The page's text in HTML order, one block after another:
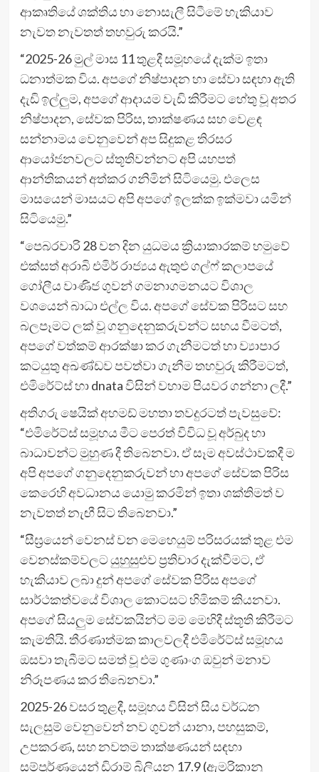
ආකෘතියේ ශක්තිය හා නොසැලී සිටීමේ හැකියාව
නැවත නැවතත් තහවුරු කරයි.”
“2025-26 මුල් මාස 11 තුළදී සමූහයේ දැක්ම ඉතා
ධනාත්මක විය. අපගේ නිෂ්පාදන හා සේවා සඳහා ඇති
දැඩි ඉල්ලුම, අපගේ ආදායම වැඩි කිරීමට හේතු වූ අතර
නිෂ්පාදන, සේවක පිරිස, තාක්ෂණය සහ වෙළඳ
සන්නාමය වෙනුවෙන් අප සිදුකළ තිරසර
ආයෝජනවලට ස්තූතිවන්නට අපි යහපත්
ආන්තිකයන් අත්කර ගනිමින් සිටියෙමු. එලෙස
මාසයෙන් මාසයට අපි අපගේ ඉලක්ක ඉක්මවා යමින්
සිටියෙමු.”
“පෙබරවාරි 28 වන දින යුධමය ක්‍රියාකාරකම් හමුවේ
එක්සත් අරාබි එමිර් රාජ්‍යය ඇතුළු ගල්ෆ් කලාපයේ
ගෝලීය වාණිජ ගුවන් ගමනාගමනයට විශාල
වශයෙන් බාධා එල්ල විය. අපගේ සේවක පිරිසට සහ
බලපෑමට ලක් වූ ගනුදෙනුකරුවන්ට සහය වීමටත්,
අපගේ වත්කම් ආරක්ෂා කර ගැනීමටත් හා ව්‍යාපාර
කටයුතු අඛණ්ඩව පවත්වා ගැනීම තහවුරු කිරීමටත්,
එමිරේට්ස් හා dnata විසින් වහාම පියවර ගන්නා ලදී.”
අතිගරු ෂෙයික් අහමඩ් මහතා තවදුරටත් පැවසුවේ:
“එමිරේට්ස් සමූහය මීට පෙරත් විවිධ වූ අර්බුද හා
බාධාවන්ට මුහුණ දී තිබෙනවා. ඒ සෑම අවස්ථාවකදී ම
අපි අපගේ ගනුදෙනුකරුවන් හා අපගේ සේවක පිරිස
කෙරෙහි අවධානය යොමු කරමින් ඉතා ශක්තිමත් ව
නැවතත් නැඟී සිට තිබෙනවා.”
“සීඝ්‍රයෙන් වෙනස් වන මෙහෙයුම් පරිසරයක් තුළ එම
වෙනස්කම්වලට යුහුසුළුව ප්‍රතිචාර දැක්වීමට, ඒ
හැකියාව ලබා දුන් අපගේ සේවක පිරිස අපගේ
සාර්ථකත්වයේ විශාල කොටසට හිමිකම් කියනවා.
අපගේ සියලුම සේවකයින්ට මම මෙහිදී ස්තූති කිරීමට
කැමතියි. තීරණාත්මක කාලවලදී එමිරේට්ස් සමූහය
ඔසවා තැබීමට සමත් වූ එම ගුණාංග ඔවුන් මනාව
නිරූපණය කර තිබෙනවා.”
2025-26 වසර තුළදී, සමූහය විසින් සිය වර්ධන
සැලසුම් වෙනුවෙන් නව ගුවන් යානා, පහසුකම්,
උපකරණ, සහ නවතම තාක්ෂණයන් සඳහා
සම්පූර්ණයෙන් ඩිරාම් බිලියන 17.9 (ඇමරිකානු